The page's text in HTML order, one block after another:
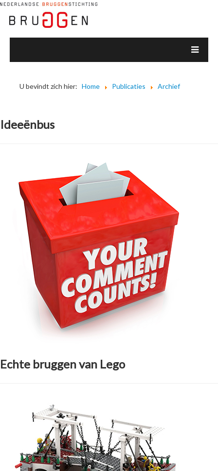
U bevindt zich hier: Home Publicaties Archief
Ideeënbus
Echte bruggen van Lego